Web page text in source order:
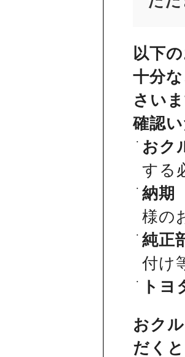
以下
十分
さい
確認い
おク
する
納期
様の
純正
付け
ト
おク
だく